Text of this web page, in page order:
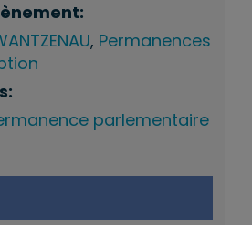
, Permanences
parlementaire